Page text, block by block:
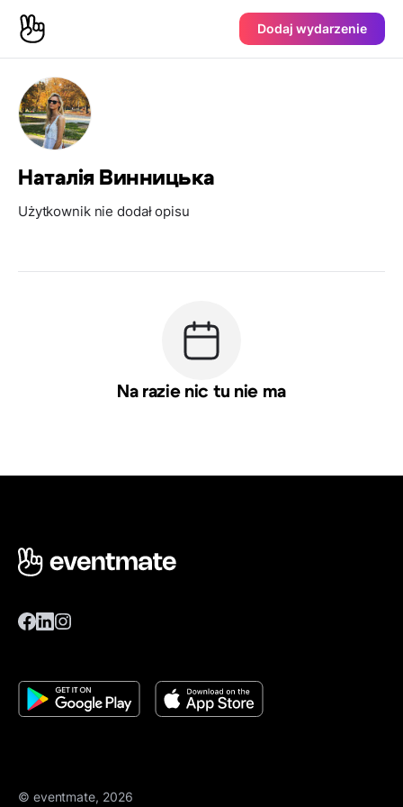
Dodaj wydarzenie
Наталія Винницька
Użytkownik nie dodał opisu
Na razie nic tu nie ma
© eventmate, 2026